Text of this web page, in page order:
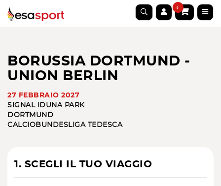
0
BORUSSIA DORTMUND -
UNION BERLIN
27 FEBBRAIO 2027
SIGNAL IDUNA PARK
DORTMUND
CALCIO BUNDESLIGA TEDESCA
1. SCEGLI IL TUO VIAGGIO